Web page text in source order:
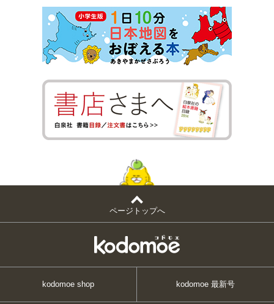
ページトップへ
kodomoe shop kodomoe 最新号